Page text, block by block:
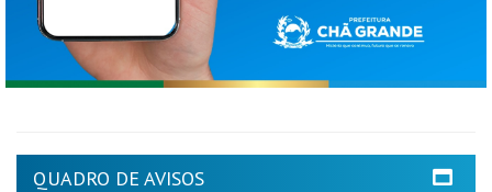
QUADRO DE AVISOS